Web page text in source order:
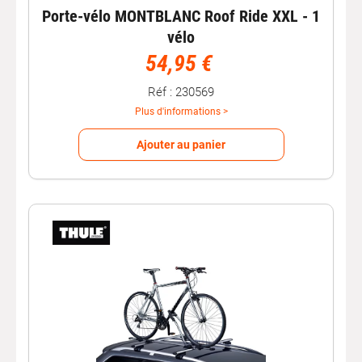
THULE : qualité premium et innovation
sont réputés pour leur qualité
premium, leur innovation et leur durabilité. Conçus pour
offrir une stabilité optimale et une installation intuitive, ils
permettent de transporter vos vélos en toute confiance.
Pourquoi choisir un porte-vélos sur
barres de toit ?
transport stable et sécurisé ;
Autobacs : votre spécialiste du
transport de vélos
Autobacs sélectionne desporte-vélos voiture fiables et
Porte-vélo MONTBLANC Roof Ride XXL - 1
vélo
54,95 €
Réf : 230569
Plus d'informations >
Ajouter au panier